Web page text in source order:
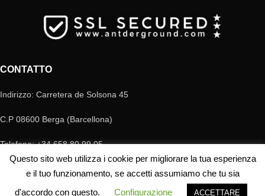
CONTATTO
Indirizzo: Carretera de Solsona 45
C.P 08600 Berga (Barcellona)
Telefono: +34 658 80 99 05
E-mail: antderground@gmail.com
© Copyright Antderground 2017- 2024 ---> Nucli zoologic: 9015-1457203/2021
Questo sito web utilizza i cookie per migliorare la tua esperienza
e il tuo funzionamento, se accetti assumiamo che tu sia
d'accordo con questo.
Configurazione ACCETTARE